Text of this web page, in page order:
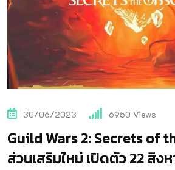
30/06/2023 6950 Views
Guild Wars 2: Secrets of
ส่วนเสริมใหม่ เปิดตัว 22 สิง